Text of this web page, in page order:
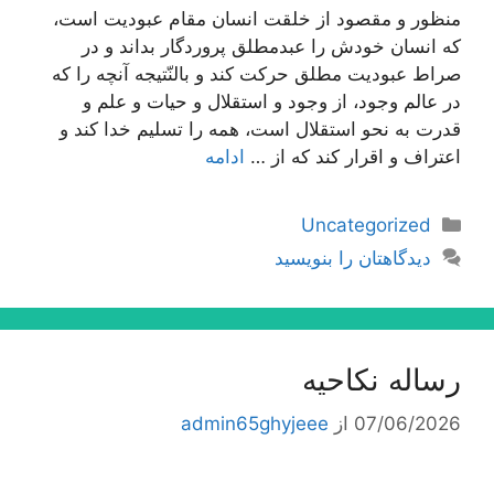
منظور و مقصود از خلقت انسان مقام عبودیت است،
كه انسان خودش را عبدمطلق پروردگار بداند و در
صراط عبودیت مطلق حركت كند و بالنّتیجه آنچه را كه
در عالم وجود، از وجود و استقلال و حیات و علم و
قدرت به نحو استقلال است، همه را تسلیم خدا كند و
اعتراف و اقرار كند كه از … ادامه
دسته‌ها
Uncategorized
دیدگاهتان را بنویسید
رساله نکاحیه
07/06/2026 از admin65ghyjeee